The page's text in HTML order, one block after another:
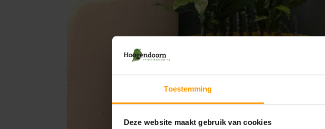
Toestemming
Deze website maakt gebruik van cookies